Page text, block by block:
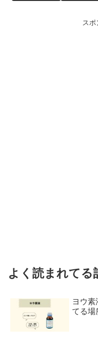
スポ
よく読まれてる
ヨウ素
てる場